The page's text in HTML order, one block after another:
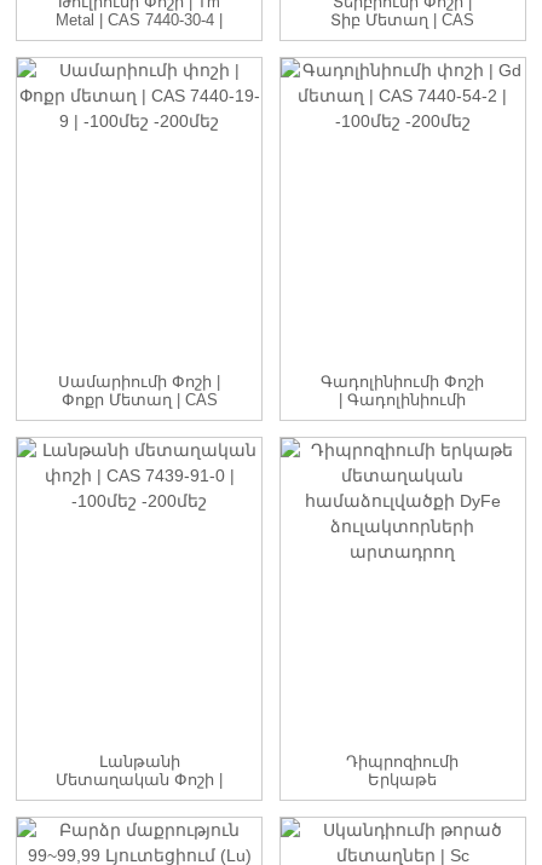
Metal | CAS 7440-30-4 |
-20...
Տիբ Մետաղ | CAS
7440-27-9 | -20...
Սամարիումի Փոշի |
Փոքր Մետաղ | CAS
7440-19-9 | -1...
Գադոլինիումի Փոշի
| Գադոլինիումի
Մետաղ | CAS 7440-
54-2 | ...
Լանթանի
Մետաղական Փոշի |
CAS 7439-91-0 |
-100մէ...
Դիպրոզիումի
Երկաթե
Մետաղական
Համաձուլվածք DyFe
Ձուլակտորների
Արտադրություն...